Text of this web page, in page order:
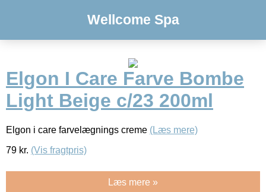
Wellcome Spa
Elgon I Care Farve Bombe
Light Beige c/23 200ml
Elgon i care farvelægnings creme (Læs mere)
79 kr. (Vis fragtpris)
Læs mere »